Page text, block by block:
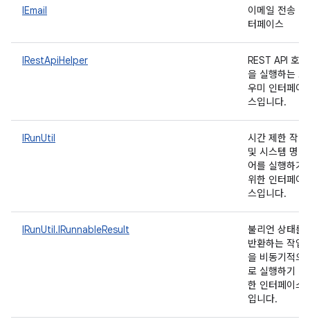
IEmail
이메일 전송 인
터페이스
IRestApiHelper
REST API 호출
을 실행하는 도
우미 인터페이
스입니다.
IRunUtil
시간 제한 작업
및 시스템 명령
어를 실행하기
위한 인터페이
스입니다.
IRunUtil.IRunnableResult
불리언 상태를
반환하는 작업
을 비동기적으
로 실행하기 위
한 인터페이스
입니다.